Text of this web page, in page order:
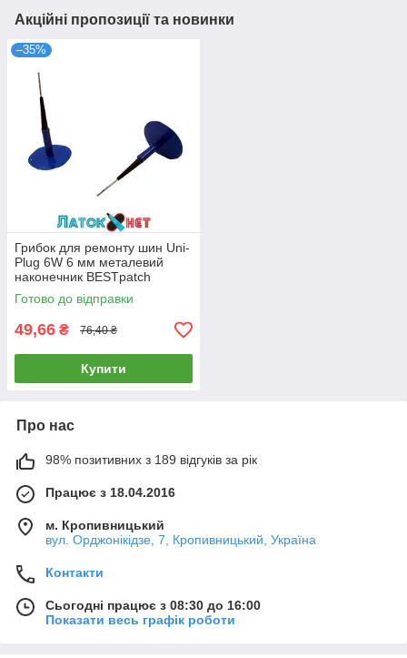
Акційні пропозиції та новинки
–35%
Грибок для ремонту шин Uni-
Plug 6W 6 мм металевий
наконечник BESTpatch
Готово до відправки
49,66 ₴ 76,40 ₴
Купити
Про нас
98% позитивних з 189 відгуків за рік
Працює з 18.04.2016
м. Кропивницький
вул. Орджонікідзе, 7, Кропивницький, Україна
Контакти
Сьогодні працює з 08:30 до 16:00
Показати весь графік роботи